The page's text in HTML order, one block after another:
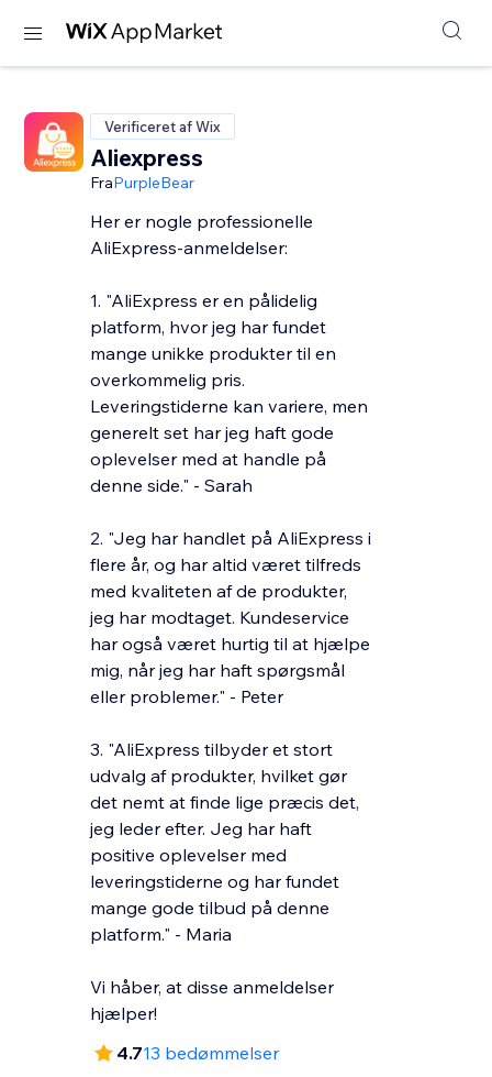
Verificeret af Wix
Aliexpress
FraPurpleBear
Her er nogle professionelle
AliExpress-anmeldelser:
1. "AliExpress er en pålidelig
platform, hvor jeg har fundet
mange unikke produkter til en
overkommelig pris.
Leveringstiderne kan variere, men
generelt set har jeg haft gode
oplevelser med at handle på
denne side." - Sarah
2. "Jeg har handlet på AliExpress i
flere år, og har altid været tilfreds
med kvaliteten af de produkter,
jeg har modtaget. Kundeservice
har også været hurtig til at hjælpe
mig, når jeg har haft spørgsmål
eller problemer." - Peter
3. "AliExpress tilbyder et stort
udvalg af produkter, hvilket gør
det nemt at finde lige præcis det,
jeg leder efter. Jeg har haft
positive oplevelser med
leveringstiderne og har fundet
mange gode tilbud på denne
platform." - Maria
Vi håber, at disse anmeldelser
hjælper!
4.713 bedømmelser